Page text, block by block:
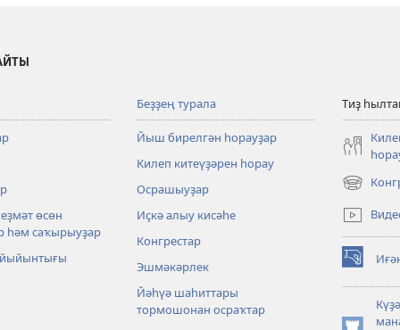
өсөн
һәм саҡырыуҙар
Беҙҙең турала
Йыш бирелгән һорауҙар
Килеп китеүҙәрен һорау
Осрашыуҙар
Иҫкә алыу кисәһе
Конгрестар
Эшмәкәрлек
Йәһүә шаһиттары
тормошонан осраҡтар
Тиҙ
(opens
new
window)
(opens
new
window)